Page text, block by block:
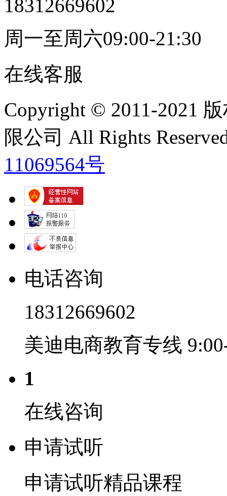
18312669602
周一至周六09:00-21:30
在线客服
Copyright © 2011-2021
限公司 All Rights
11069564号
电话咨询
18312669602
美迪电商教育专线
1
在线咨询
申请试听
申请试听精品课程